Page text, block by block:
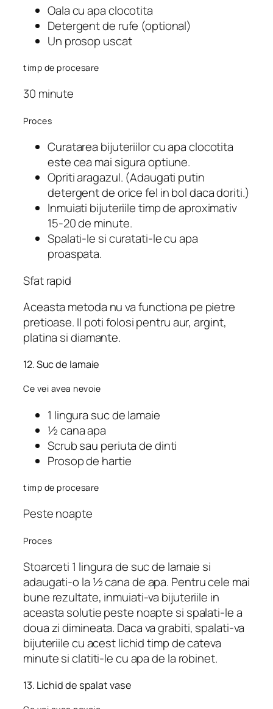
Oala cu apa clocotita
Detergent de rufe (optional)
Un prosop uscat
timp de procesare
30 minute
Proces
Curatarea bijuteriilor cu apa clocotita
este cea mai sigura optiune.
Opriti aragazul. (Adaugati putin
detergent de orice fel in bol daca doriti.)
Inmuiati bijuteriile timp de aproximativ
15-20 de minute.
Spalati-le si curatati-le cu apa
proaspata.
Sfat rapid
Aceasta metoda nu va functiona pe pietre
pretioase. Il poti folosi pentru aur, argint,
platina si diamante.
12. Suc de lamaie
Ce vei avea nevoie
1 lingura suc de lamaie
½ cana apa
Scrub sau periuta de dinti
Prosop de hartie
timp de procesare
Peste noapte
Proces
Stoarceti 1 lingura de suc de lamaie si
adaugati-o la ½ cana de apa. Pentru cele mai
bune rezultate, inmuiati-va bijuteriile in
aceasta solutie peste noapte si spalati-le a
doua zi dimineata. Daca va grabiti, spalati-va
bijuteriile cu acest lichid timp de cateva
minute si clatiti-le cu apa de la robinet.
13. Lichid de spalat vase